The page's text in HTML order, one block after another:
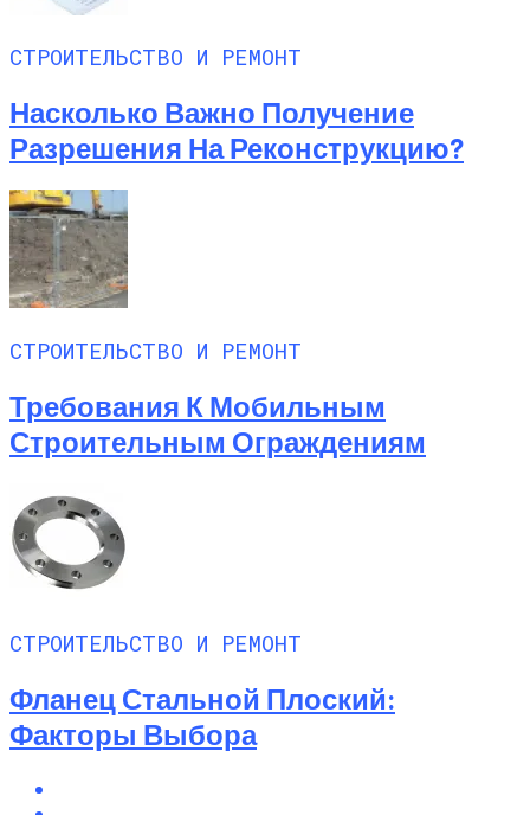
СТРОИТЕЛЬСТВО И РЕМОНТ
Насколько Важно Получение
Разрешения На Реконструкцию?
СТРОИТЕЛЬСТВО И РЕМОНТ
Требования К Мобильным
Строительным Ограждениям
СТРОИТЕЛЬСТВО И РЕМОНТ
Фланец Стальной Плоский:
Факторы Выбора